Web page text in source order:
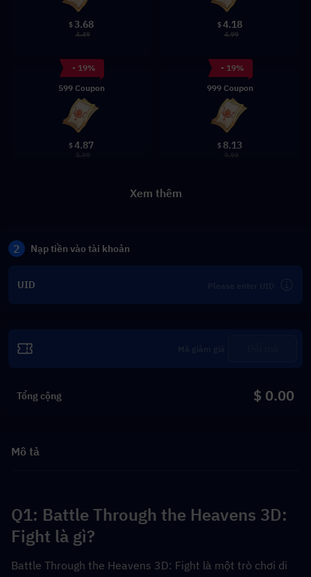
$3.68
4.49
$4.18
4.99
- 19%
599 Coupon
$4.87
5.99
- 19%
999 Coupon
$ 8.13
Xem thêm
2 Nạp tiền vào tài khoản
UID
Tổng cộng $ 0.00
Mô tả
Q1: Battle Through the Heavens 3D:
Fight là gì?
Battle Through the Heavens 3D: Fight là một trò chơi di